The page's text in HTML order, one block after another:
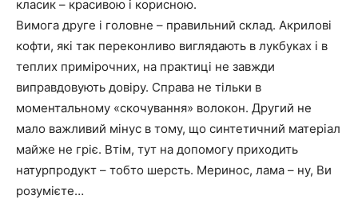
класик – красивою і корисною.
Вимога друге і головне – правильний склад. Акрилові
кофти, які так переконливо виглядають в лукбуках і в
теплих примірочних, на практиці не завжди
виправдовують довіру. Справа не тільки в
моментальному «скочування» волокон. Другий не
мало важливий мінус в тому, що синтетичний матеріал
майже не гріє. Втім, тут на допомогу приходить
натурпродукт – тобто шерсть. Меринос, лама – ну, Ви
розумієте…